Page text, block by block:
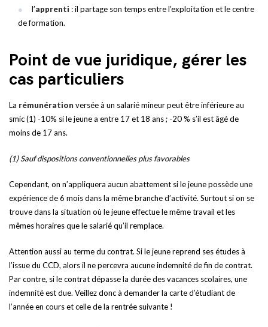
l’apprenti : il partage son temps entre l’exploitation et le centre
de formation.
Point de vue juridique, gérer les
cas particuliers
La rémunération versée à un salarié mineur peut être inférieure au
smic (1) -10% si le jeune a entre 17 et 18 ans ; -20 % s’il est âgé de
moins de 17 ans.
(1) Sauf dispositions conventionnelles plus favorables
Cependant, on n’appliquera aucun abattement si le jeune possède une
expérience de 6 mois dans la même branche d’activité. Surtout si on se
trouve dans la situation où le jeune effectue le même travail et les
mêmes horaires que le salarié qu’il remplace.
Attention aussi au terme du contrat. Si le jeune reprend ses études à
l’issue du CCD, alors il ne percevra aucune indemnité de fin de contrat.
Par contre, si le contrat dépasse la durée des vacances scolaires, une
indemnité est due. Veillez donc à demander la carte d’étudiant de
l’année en cours et celle de la rentrée suivante !